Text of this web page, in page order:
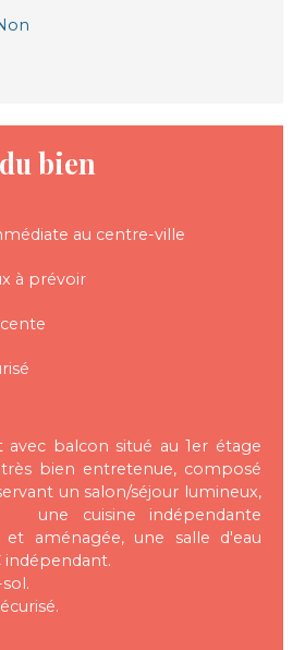
bien
au centre-ville
à prévoir
balcon situé au 1er étage
bien entretenue, composé
un salon/séjour lumineux,
une cuisine indépendante
et aménagée, une salle d'eau
indépendant.